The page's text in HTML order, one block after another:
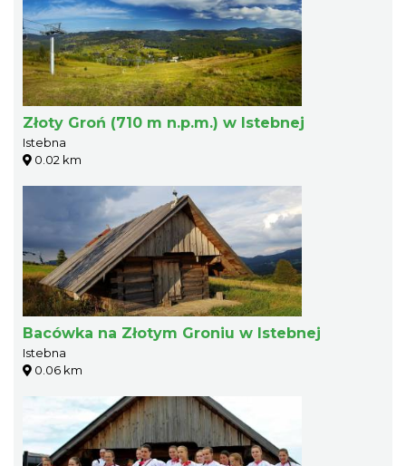
Złoty Groń (710 m n.p.m.) w Istebnej
Istebna
0.02 km
Bacówka na Złotym Groniu w Istebnej
Istebna
0.06 km